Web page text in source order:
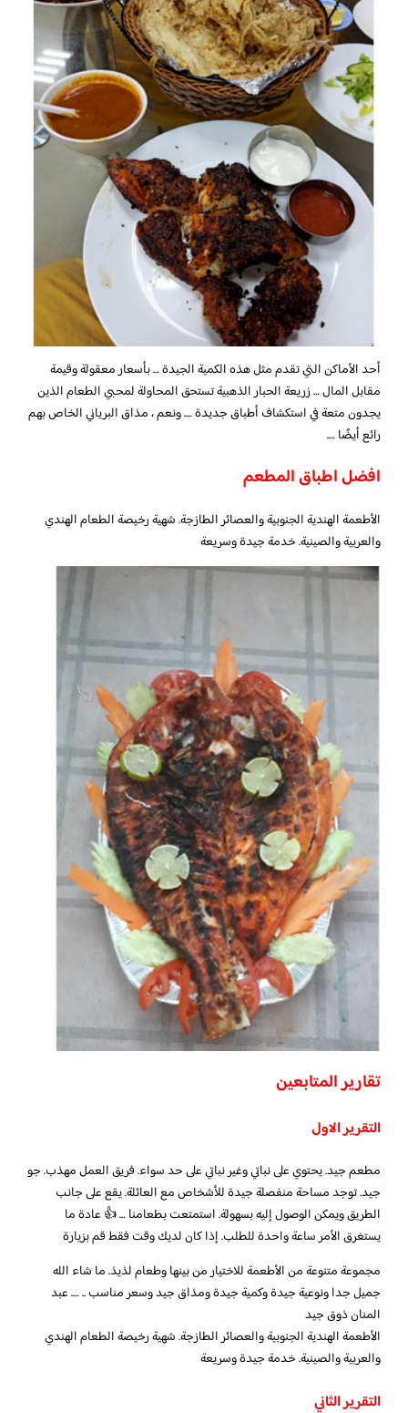
أحد الأماكن التي تقدم مثل هذه الكمية الجيدة … بأسعار معقولة وقيمة
مقابل المال … زريعة الحبار الذهبية تستحق المحاولة لمحبي الطعام الذين
يجدون متعة في استكشاف أطباق جديدة …. ونعم ، مذاق البرياني الخاص بهم
رائع أيضًا ….
افضل اطباق المطعم
الأطعمة الهندية الجنوبية والعصائر الطازجة. شهية رخيصة الطعام الهندي
والعربية والصينية. خدمة جيدة وسريعة
تقارير المتابعين
التقرير الاول
مطعم جيد. يحتوي على نباتي وغير نباتي على حد سواء. فريق العمل مهذب. جو
جيد. توجد مساحة منفصلة جيدة للأشخاص مع العائلة. يقع على جانب
الطريق ويمكن الوصول إليه بسهولة. استمتعت بطعامنا … 👍 عادة ما
يستغرق الأمر ساعة واحدة للطلب. إذا كان لديك وقت فقط قم بزيارة
مجموعة متنوعة من الأطعمة للاختيار من بينها وطعام لذيذ. ما شاء الله
جميل جدا ونوعية جيدة وكمية جيدة ومذاق جيد وسعر مناسب .. …. عبد
المنان ذوق جيد
الأطعمة الهندية الجنوبية والعصائر الطازجة. شهية رخيصة الطعام الهندي
والعربية والصينية. خدمة جيدة وسريعة
التقرير الثاني